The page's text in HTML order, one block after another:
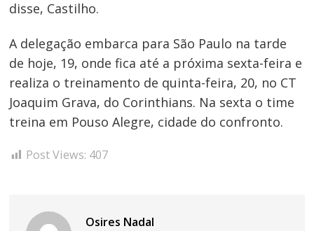
disse, Castilho.
A delegação embarca para São Paulo na tarde
de hoje, 19, onde fica até a próxima sexta-feira e
realiza o treinamento de quinta-feira, 20, no CT
Joaquim Grava, do Corinthians. Na sexta o time
treina em Pouso Alegre, cidade do confronto.
Post Views: 407
Osires Nadal